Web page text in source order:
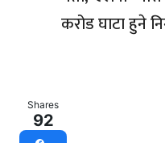
करोड घाटा हुने
Shares
92